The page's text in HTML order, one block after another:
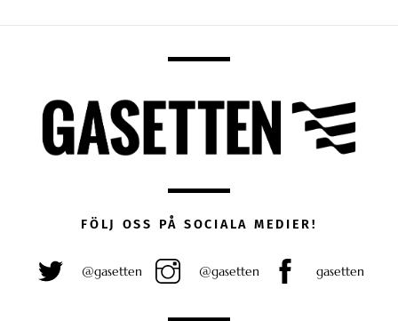
FÖLJ OSS PÅ SOCIALA MEDIER!
@gasetten @gasetten gasetten